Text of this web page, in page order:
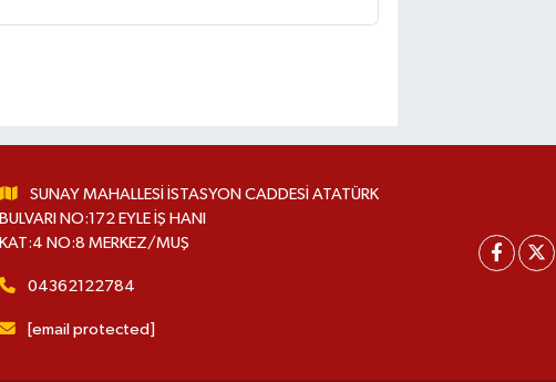
SUNAY MAHALLESİ İSTASYON CADDESİ ATATÜRK
BULVARI NO:172 EYLE İŞ HANI
KAT:4 NO:8 MERKEZ/MUŞ
04362122784
[email protected]